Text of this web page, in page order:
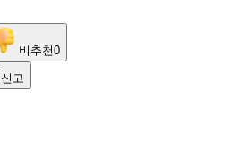
비추천0
신고